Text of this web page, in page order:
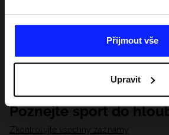
Přijmout vše
Upravit
Poznejte sport do
Zkontrolujte všechny záznamy